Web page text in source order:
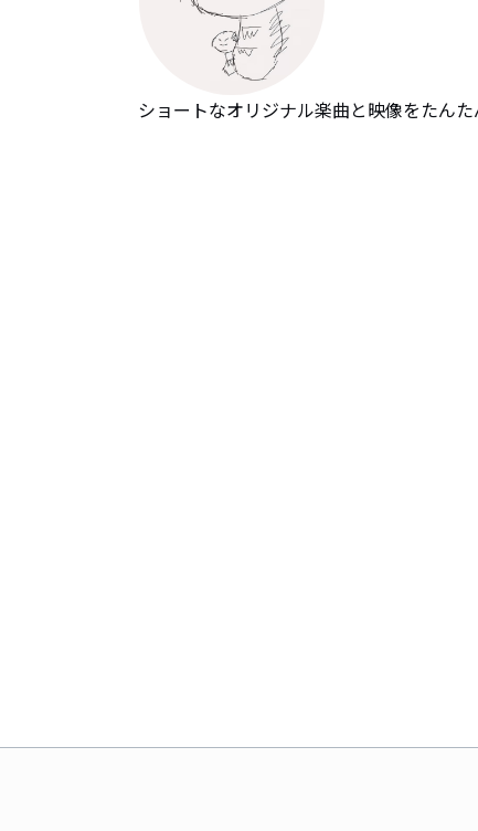
ショートなオリジナル楽曲と映像をたんた